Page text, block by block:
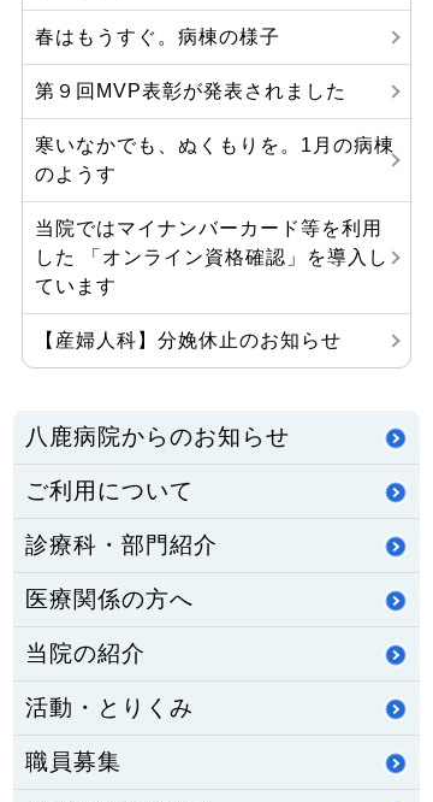
春はもうすぐ。病棟の様子
第９回MVP表彰が発表されました
寒いなかでも、ぬくもりを。1月の病棟
のようす
当院ではマイナンバーカード等を利用
した 「オンライン資格確認」を導入し
ています
【産婦人科】分娩休止のお知らせ
八鹿病院からのお知らせ
ご利用について
診療科・部門紹介
医療関係の方へ
当院の紹介
活動・とりくみ
職員募集